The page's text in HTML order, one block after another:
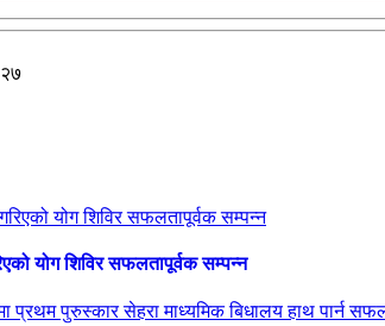
योग शिविर सफलतापूर्वक सम्पन्न